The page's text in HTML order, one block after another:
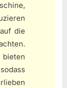
die